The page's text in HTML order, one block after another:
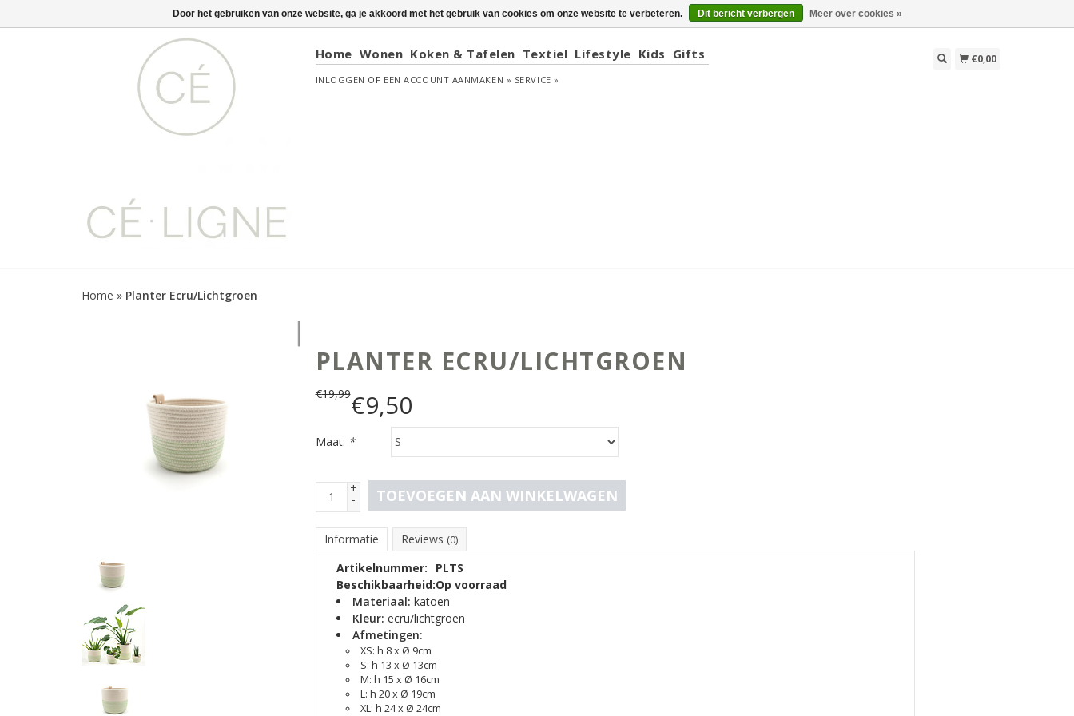
Home Wonen Koken & Tafelen Textiel Lifestyle Kids Gifts
INLOGGEN OF EEN ACCOUNT AANMAKEN » SERVICE »
€0,00
Home » Planter Ecru/Lichtgroen
PLANTER ECRU/LICHTGROEN
€19,99€9,50
Maat: *
+
- TOEVOEGEN AAN WINKELWAGEN
Informatie Reviews (0)
Artikelnummer:
PLTS
Beschikbaarheid:Op voorraad
Materiaal: katoen
Kleur: ecru/lichtgroen
Afmetingen:
XS: h 8 x Ø 9cm
S: h 13 x Ø 13cm
M: h 15 x Ø 16cm
L: h 20 x Ø 19cm
XL: h 24 x Ø 24cm
Door het gebruiken van onze website, ga je akkoord met het gebruik van cookies om onze website te verbeteren. Dit bericht verbergen Meer over cookies »